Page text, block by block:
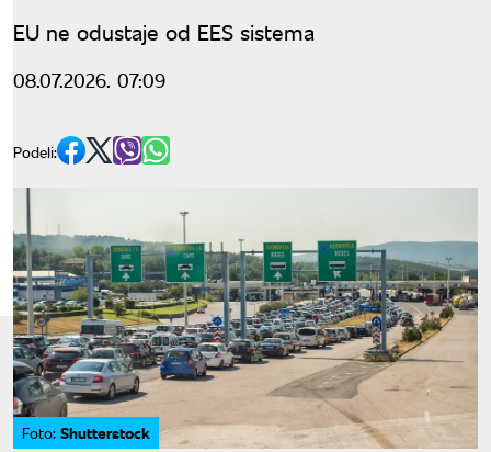
EU ne odustaje od EES sistema
08.07.2026. 07:09
Podeli:
Foto: Shutterstock